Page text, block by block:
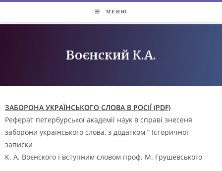
МЕНЮ
Воєнский К.А.​
ЗАБОРОНА УКРАЇНСЬКОГО СЛОВА В РОСІЇ (PDF)
Реферат петербурської академії наук в справі знесеня
заборони українського слова, з додатком ” Історичної
записки
К. А. Воєнского і вступним словом проф. М. Грушевського